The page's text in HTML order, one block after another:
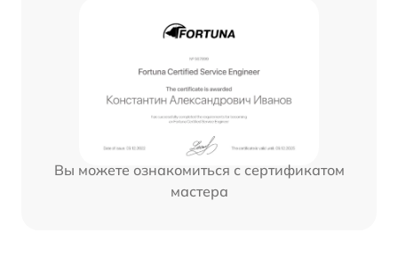
Вы можете ознакомиться с сертификатом
мастера